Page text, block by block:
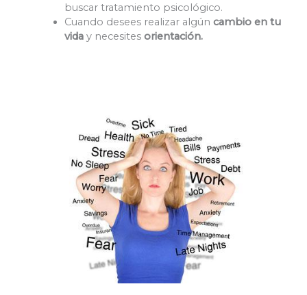
buscar tratamiento psicológico.
Cuando desees realizar algún cambio en tu
viday necesites orientación.